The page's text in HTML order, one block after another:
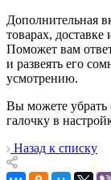
Дополнительная
товарах,
Поможет вам
и развеять его
усмотрению.
Вы можете убрать
галочку в
Назад к списку